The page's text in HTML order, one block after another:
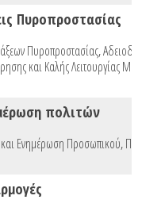
Πυροπροστασίας
Πυροπροστασίας,Αδειοδότηση
και Καλής Λειτουργίας Μέσων
πολιτών
Ενημέρωση Προσωπικού,